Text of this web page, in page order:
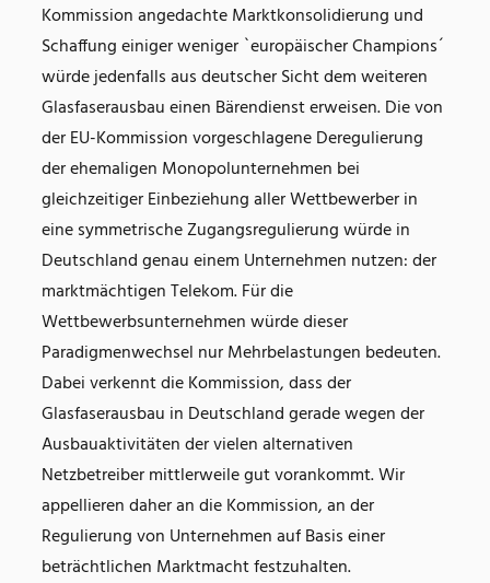
Kommission angedachte Marktkonsolidierung und
Schaffung einiger weniger `europäischer Champions´
würde jedenfalls aus deutscher Sicht dem weiteren
Glasfaserausbau einen Bärendienst erweisen. Die von
der EU-Kommission vorgeschlagene Deregulierung
der ehemaligen Monopolunternehmen bei
gleichzeitiger Einbeziehung aller Wettbewerber in
eine symmetrische Zugangsregulierung würde in
Deutschland genau einem Unternehmen nutzen: der
marktmächtigen Telekom. Für die
Wettbewerbsunternehmen würde dieser
Paradigmenwechsel nur Mehrbelastungen bedeuten.
Dabei verkennt die Kommission, dass der
Glasfaserausbau in Deutschland gerade wegen der
Ausbauaktivitäten der vielen alternativen
Netzbetreiber mittlerweile gut vorankommt. Wir
appellieren daher an die Kommission, an der
Regulierung von Unternehmen auf Basis einer
beträchtlichen Marktmacht festzuhalten.